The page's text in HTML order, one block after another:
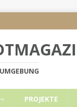
PROJEKTE